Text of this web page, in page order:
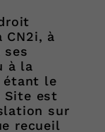
CN2i, à
ses
à la
étant le
Site est
sur
recueil